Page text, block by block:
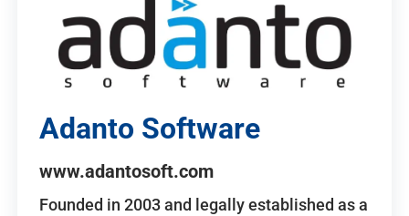
Adanto Software
www.adantosoft.com
Founded in 2003 and legally established as a